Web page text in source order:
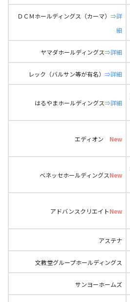
ＤＣＭホールディングス（カーマ） ⇒詳
細
ヤマダホールディングス⇒詳細
レック（バルサン等が有名） ⇒詳細
はるやまホールディングス⇒詳細
エディオン New
ベネッセホールディングスNew
アドバンスクリエイトNew
アステナ
文教堂グループホールディングス
サンヨーホームズ